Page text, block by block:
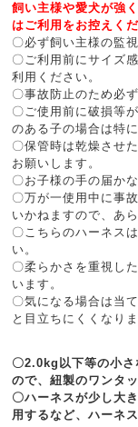
飼い主様や愛犬が強
はご利用をお控えくだ
〇必ず飼い主様の監
〇ご利用前にサイズ
利用ください。
〇事故防止のため必
〇ご使用前に破損等
のある子の場合は特
〇保管時は乾燥させ
お願いします。
〇お子様の手の届か
〇万が一使用中に事
いかねますので、あ
〇こちらのハーネス
い。
〇柔らかさを重視し
います。
〇気になる場合は当
と目立ちにくくなりま
〇2.0kg以下等の小
ので、紐製のワンタ
〇ハーネスが少し大
用するなど、ハーネ